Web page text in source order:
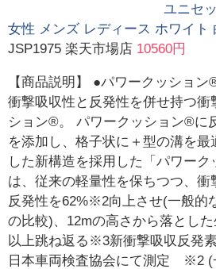
ユニセ
女性 メンズ レディース ホワイト
JSP1975 楽天市場店 10560円
【商品説明】 ●パワークッショ
衝撃吸収性と反発性を併せ持つ衝
ション®。 パワークッション®に
を添加し、格子状に＋型の溝を
した新構造を採用した「パワーク
は、従来の軽量性を保ちつつ、衝
反発性を62%※2向上させ(一般的
の比較)、12mの高さから落とし
以上跳ね返る※3新衝撃吸収反発
日本車両検査協会にて測定 ※2 (